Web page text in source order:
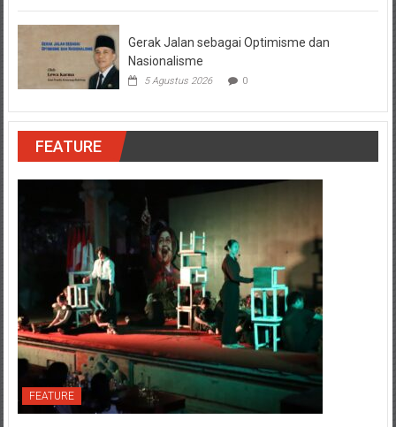
Gerak Jalan sebagai Optimisme dan
Nasionalisme
5 Agustus 2026 0
FEATURE
FEATURE